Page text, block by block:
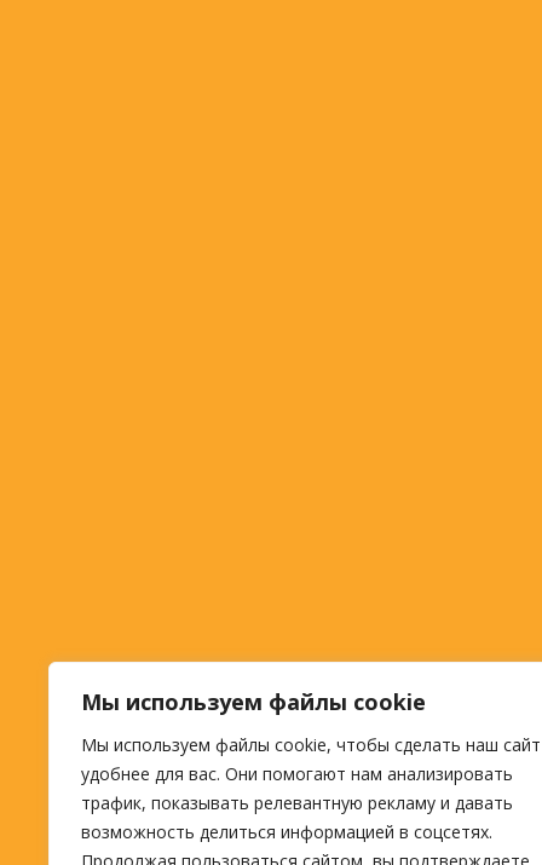
Мы используем файлы cookie
Мы используем файлы cookie, чтобы сделать наш сайт
удобнее для вас. Они помогают нам анализировать
трафик, показывать релевантную рекламу и давать
возможность делиться информацией в соцсетях.